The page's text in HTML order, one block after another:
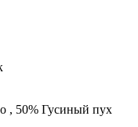
, 50% Гусиный пух